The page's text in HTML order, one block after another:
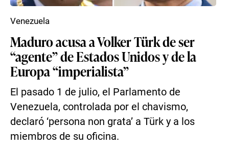
Maduro acusa a Volker Türk de ser
“agente” de Estados Unidos y de la
Europa “imperialista”
El pasado 1 de julio, el Parlamento de
Venezuela, controlada por el chavismo,
declaró ‘persona non grata’ a Türk y a los
miembros de su oficina.
Venezuela